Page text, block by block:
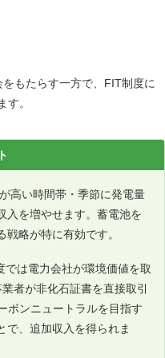
もたらす一方で、FIT制度に
す。
高い時間帯・季節に発電量
入を増やせます。蓄電池を
略が特に有効です。
では電力会社が環境価値を取
者が非化石証書を直接取引
ボンニュートラルを目指す
で、追加収入を得られま